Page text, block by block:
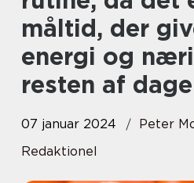
måltid, der
energi og
resten af
07 januar 2024
Peter
Redaktionel